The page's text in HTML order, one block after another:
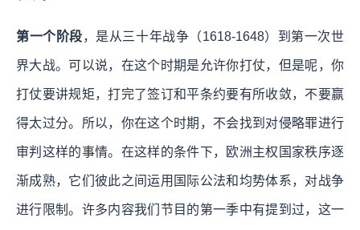
第一个阶段，是从三十年战争（1618-1648）到第一次世
界大战。可以说，在这个时期是允许你打仗，但是呢，你
打仗要讲规矩，打完了签订和平条约要有所收敛，不要赢
得太过分。所以，你在这个时期，不会找到对侵略罪进行
审判这样的事情。在这样的条件下，欧洲主权国家秩序逐
渐成熟，它们彼此之间运用国际公法和均势体系，对战争
进行限制。许多内容我们节目的第一季中有提到过，这一